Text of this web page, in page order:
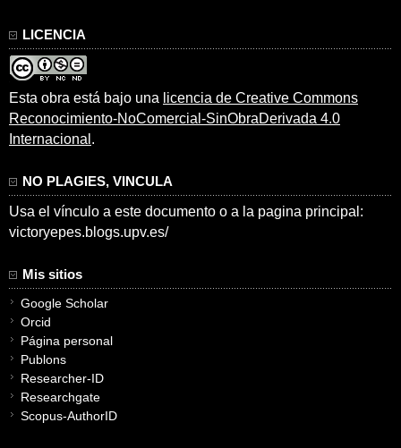
LICENCIA
Esta obra está bajo una licencia de Creative Commons
Reconocimiento-NoComercial-SinObraDerivada 4.0
Internacional .
NO PLAGIES, VINCULA
Usa el vínculo a este documento o a la pagina principal:
victoryepes.blogs.upv.es/
Mis sitios
Google Scholar
Orcid
Página personal
Publons
Researcher-ID
Researchgate
Scopus-AuthorID